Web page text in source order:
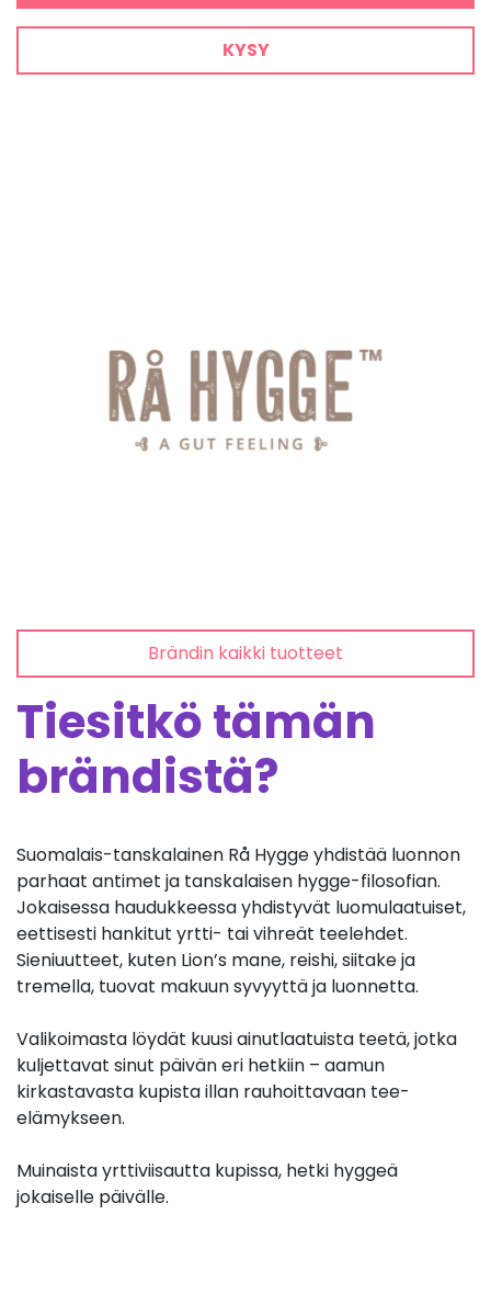
KYSY
Brändin kaikki tuotteet
Tiesitkö tämän
brändistä?
Suomalais-tanskalainen Rå Hygge yhdistää luonnon
parhaat antimet ja tanskalaisen hygge-filosofian.
Jokaisessa haudukkeessa yhdistyvät luomulaatuiset,
eettisesti hankitut yrtti- tai vihreät teelehdet.
Sieniuutteet, kuten Lion’s mane, reishi, siitake ja
tremella, tuovat makuun syvyyttä ja luonnetta.
Valikoimasta löydät kuusi ainutlaatuista teetä, jotka
kuljettavat sinut päivän eri hetkiin – aamun
kirkastavasta kupista illan rauhoittavaan tee-
elämykseen.
Muinaista yrttiviisautta kupissa, hetki hyggeä
jokaiselle päivälle.